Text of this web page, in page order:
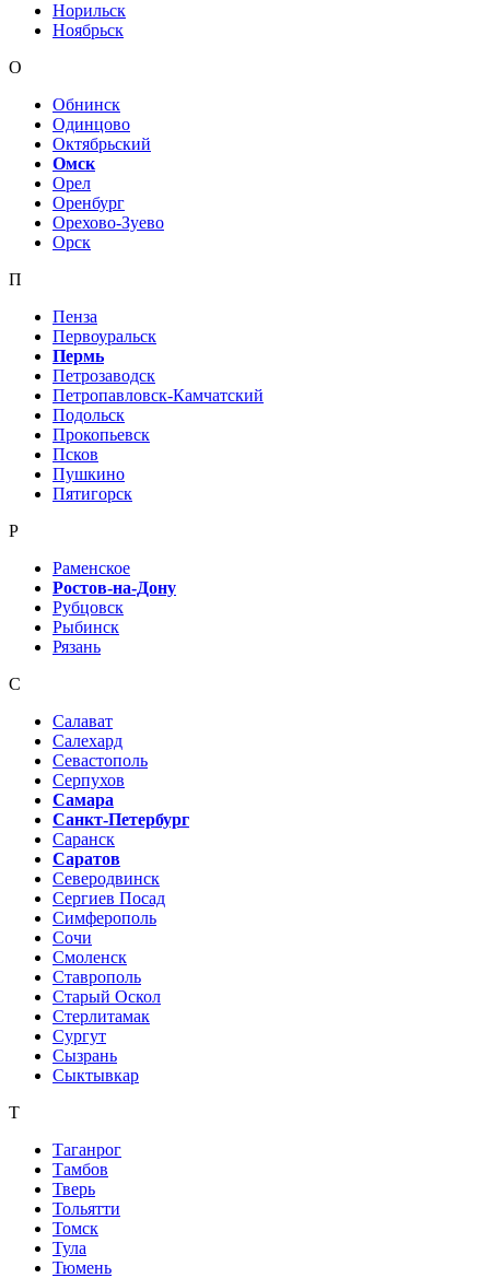
Норильск
Ноябрьск
О
Обнинск
Одинцово
Октябрьский
Омск
Орел
Оренбург
Орехово-Зуево
Орск
П
Пенза
Первоуральск
Пермь
Петрозаводск
Петропавловск-Камчатский
Подольск
Прокопьевск
Псков
Пушкино
Пятигорск
Р
Раменское
Ростов-на-Дону
Рубцовск
Рыбинск
Рязань
С
Салават
Салехард
Севастополь
Серпухов
Самара
Санкт-Петербург
Саранск
Саратов
Северодвинск
Сергиев Посад
Симферополь
Сочи
Смоленск
Ставрополь
Старый Оскол
Стерлитамак
Сургут
Сызрань
Сыктывкар
Т
Таганрог
Тамбов
Тверь
Тольятти
Томск
Тула
Тюмень